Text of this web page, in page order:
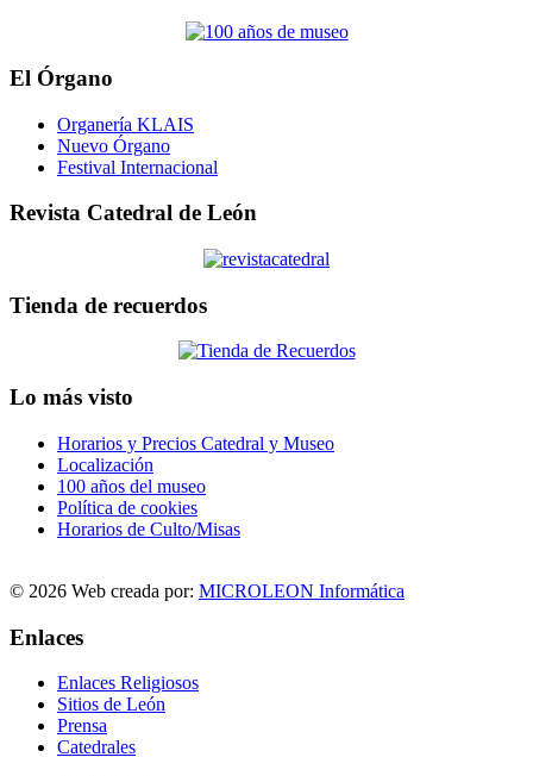
El Órgano
Organería KLAIS
Nuevo Órgano
Festival Internacional
Revista Catedral de León
Tienda de recuerdos
Lo más visto
Horarios y Precios Catedral y Museo
Localización
100 años del museo
Política de cookies
Horarios de Culto/Misas
© 2026 Web creada por: MICROLEON Informática
Enlaces
Enlaces Religiosos
Sitios de León
Prensa
Catedrales